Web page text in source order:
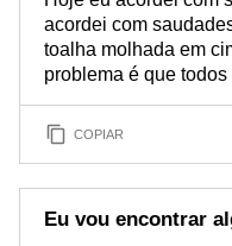
acordei com
toalha molhada em
problema é que
COPIAR
Eu vou encontrar